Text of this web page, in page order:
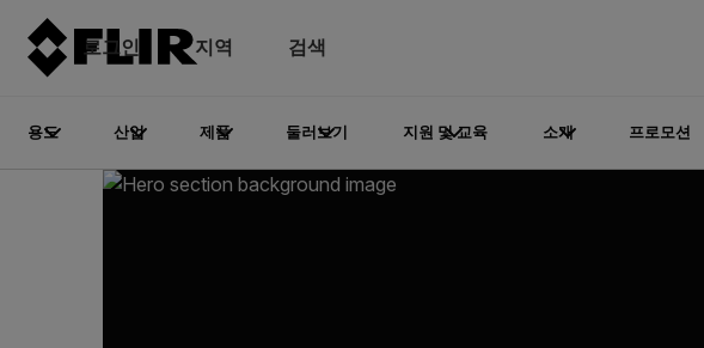
로그인 지역 검색
용도 산업 제품 둘러보기 지원 및 교육 소개 프로모션